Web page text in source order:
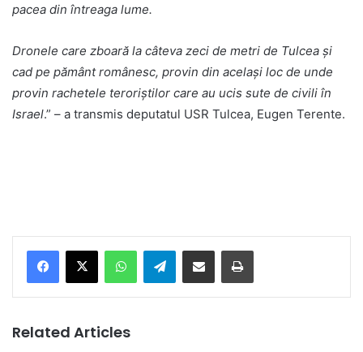
pacea din întreaga lume.
Dronele care zboară la câteva zeci de metri de Tulcea și
cad pe pământ românesc, provin din același loc de unde
provin rachetele teroriștilor care au ucis sute de civili în
Israel.” – a transmis deputatul USR Tulcea, Eugen Terente.
Telegram
Related Articles